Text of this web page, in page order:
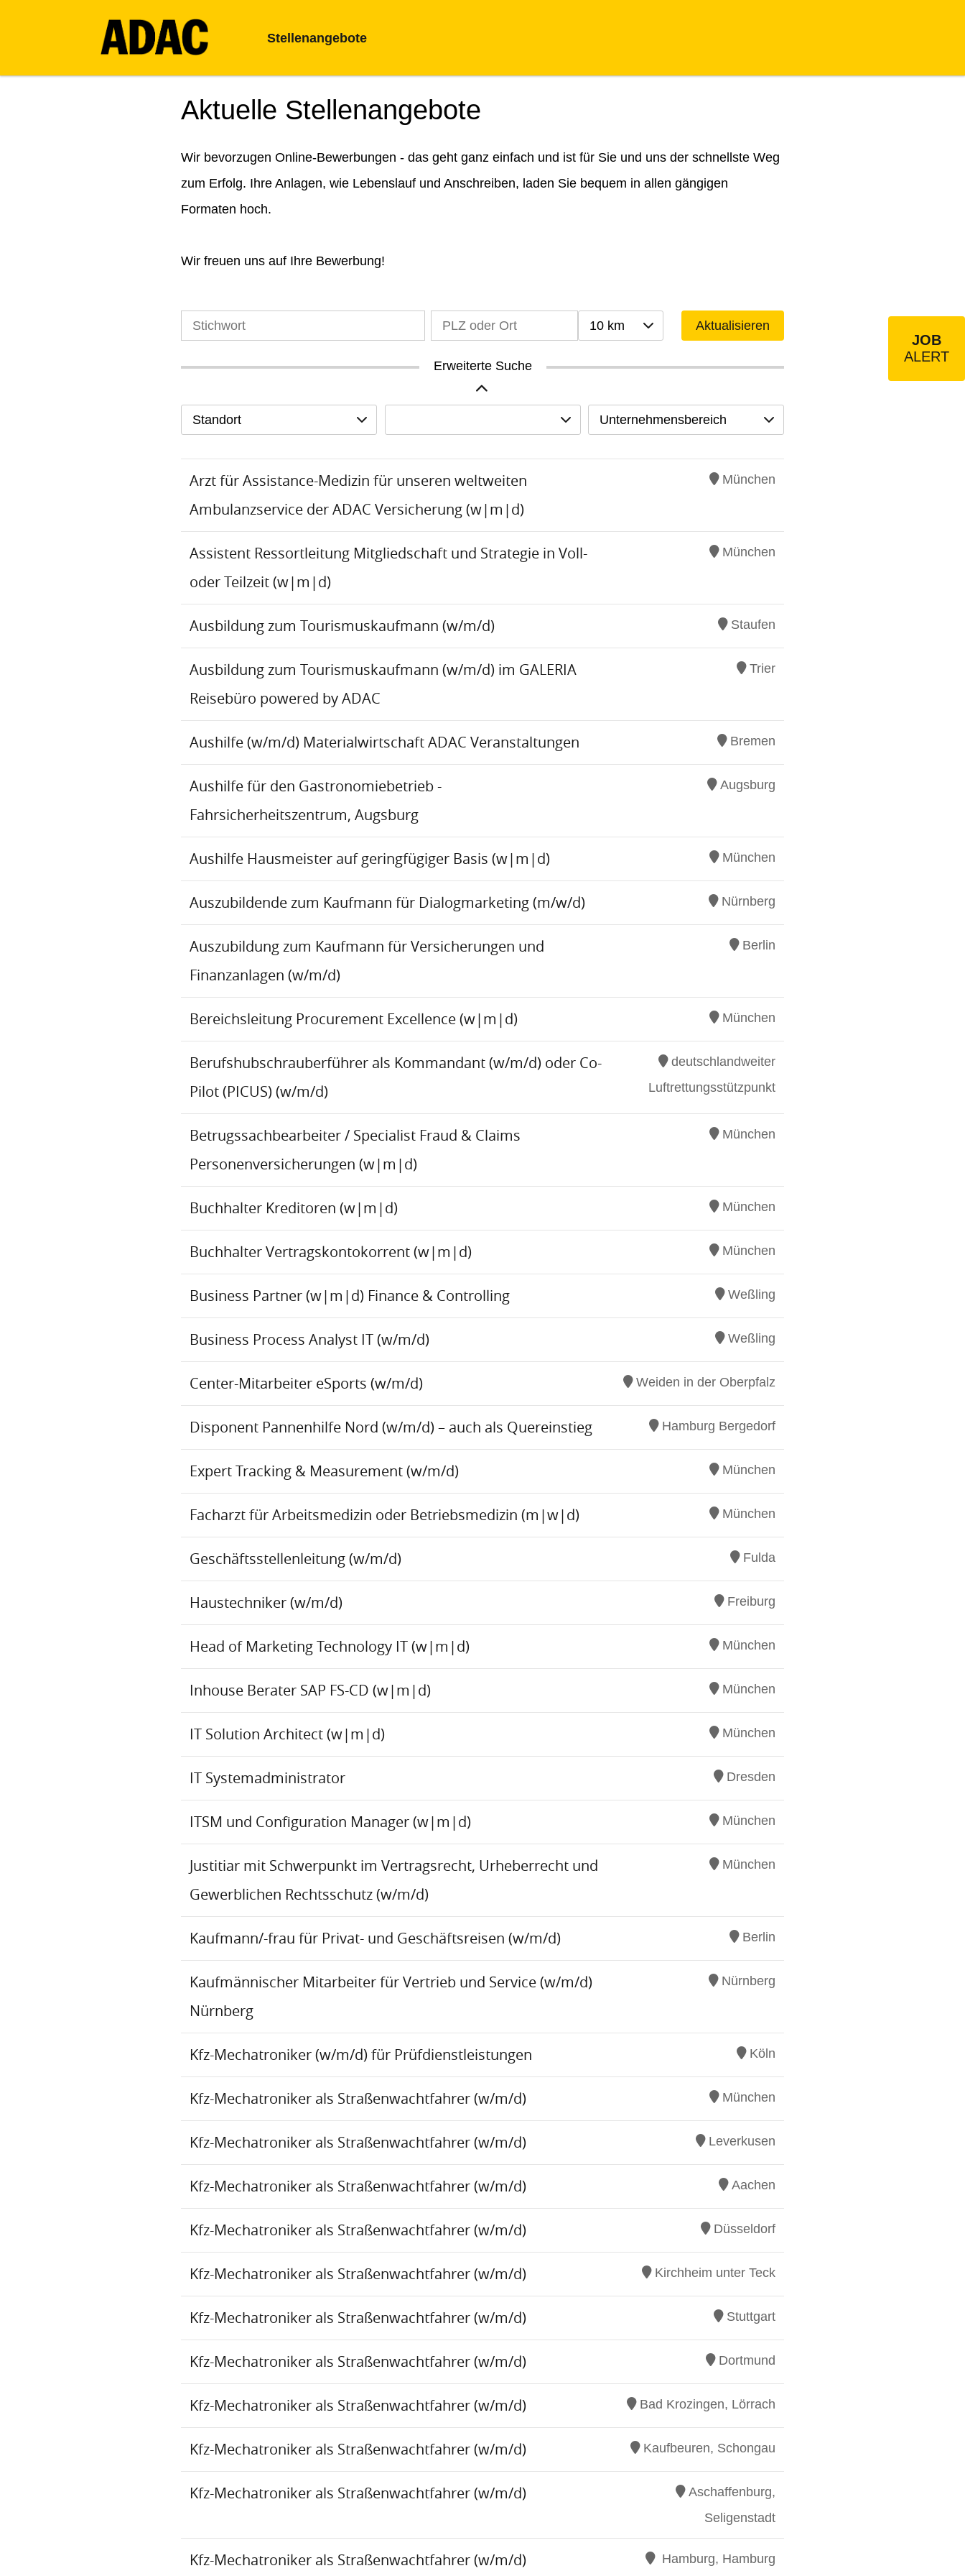
Stellenangebote
Aktuelle Stellenangebote
Wir bevorzugen Online-Bewerbungen - das geht ganz einfach und ist für Sie und uns der schnellste Weg
zum Erfolg. Ihre Anlagen, wie Lebenslauf und Anschreiben, laden Sie bequem in allen gängigen
Formaten hoch.
Wir freuen uns auf Ihre Bewerbung!
10 km Aktualisieren
Erweiterte Suche
Standort Unternehmensbereich
Arzt für Assistance-Medizin für unseren weltweiten
Ambulanzservice der ADAC Versicherung (w|m|d)
München
Assistent Ressortleitung Mitgliedschaft und Strategie in Voll-
oder Teilzeit (w|m|d)
München
Ausbildung zum Tourismuskaufmann (w/m/d) Staufen
Ausbildung zum Tourismuskaufmann (w/m/d) im GALERIA
Reisebüro powered by ADAC
Trier
Aushilfe (w/m/d) Materialwirtschaft ADAC Veranstaltungen Bremen
Aushilfe für den Gastronomiebetrieb -
Fahrsicherheitszentrum, Augsburg
Augsburg
Aushilfe Hausmeister auf geringfügiger Basis (w|m|d) München
Auszubildende zum Kaufmann für Dialogmarketing (m/w/d) Nürnberg
Auszubildung zum Kaufmann für Versicherungen und
Finanzanlagen (w/m/d)
Berlin
Bereichsleitung Procurement Excellence (w|m|d) München
Berufshubschrauberführer als Kommandant (w/m/d) oder Co-
Pilot (PICUS) (w/m/d)
deutschlandweiter
Luftrettungsstützpunkt
Betrugssachbearbeiter / Specialist Fraud & Claims
Personenversicherungen (w|m|d)
München
Buchhalter Kreditoren (w|m|d) München
Buchhalter Vertragskontokorrent (w|m|d) München
Business Partner (w|m|d) Finance & Controlling Weßling
Business Process Analyst IT (w/m/d) Weßling
Center-Mitarbeiter eSports (w/m/d) Weiden in der Oberpfalz
Disponent Pannenhilfe Nord (w/m/d) – auch als Quereinstieg Hamburg Bergedorf
Expert Tracking & Measurement (w/m/d) München
Facharzt für Arbeitsmedizin oder Betriebsmedizin (m|w|d) München
Geschäftsstellenleitung (w/m/d) Fulda
Haustechniker (w/m/d) Freiburg
Head of Marketing Technology IT (w|m|d) München
Inhouse Berater SAP FS-CD (w|m|d) München
IT Solution Architect (w|m|d) München
IT Systemadministrator Dresden
ITSM und Configuration Manager (w|m|d) München
Justitiar mit Schwerpunkt im Vertragsrecht, Urheberrecht und
Gewerblichen Rechtsschutz (w/m/d)
München
Kaufmann/-frau für Privat- und Geschäftsreisen (w/m/d) Berlin
Kaufmännischer Mitarbeiter für Vertrieb und Service (w/m/d)
Nürnberg
Nürnberg
Kfz-Mechatroniker (w/m/d) für Prüfdienstleistungen Köln
Kfz-Mechatroniker als Straßenwachtfahrer (w/m/d) München
Kfz-Mechatroniker als Straßenwachtfahrer (w/m/d) Leverkusen
Kfz-Mechatroniker als Straßenwachtfahrer (w/m/d) Aachen
Kfz-Mechatroniker als Straßenwachtfahrer (w/m/d) Düsseldorf
Kfz-Mechatroniker als Straßenwachtfahrer (w/m/d) Kirchheim unter Teck
Kfz-Mechatroniker als Straßenwachtfahrer (w/m/d) Stuttgart
Kfz-Mechatroniker als Straßenwachtfahrer (w/m/d) Dortmund
Kfz-Mechatroniker als Straßenwachtfahrer (w/m/d) Bad Krozingen, Lörrach
Kfz-Mechatroniker als Straßenwachtfahrer (w/m/d) Kaufbeuren, Schongau
Kfz-Mechatroniker als Straßenwachtfahrer (w/m/d)
Aschaffenburg,
Seligenstadt
Kfz-Mechatroniker als Straßenwachtfahrer (w/m/d) Hamburg, Hamburg
JOB
ALERT